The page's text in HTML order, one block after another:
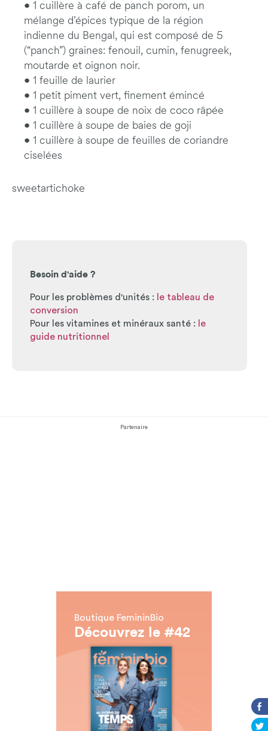
• 1 cuillère à café de panch porom, un
mélange d’épices typique de la région
indienne du Bengal, qui est composé de 5
(“panch”) graines: fenouil, cumin, fenugreek,
moutarde et oignon noir.
• 1 feuille de laurier
• 1 petit piment vert, finement émincé
• 1 cuillère à soupe de noix de coco râpée
• 1 cuillère à soupe de baies de goji
• 1 cuillère à soupe de feuilles de coriandre
ciselées
sweetartichoke
Besoin d'aide ?
Pour les problèmes d'unités :
le tableau de
conversion
Pour les vitamines et minéraux santé :
le
guide nutritionnel
Partenaire
Boutique FemininBio
Découvrez le #42